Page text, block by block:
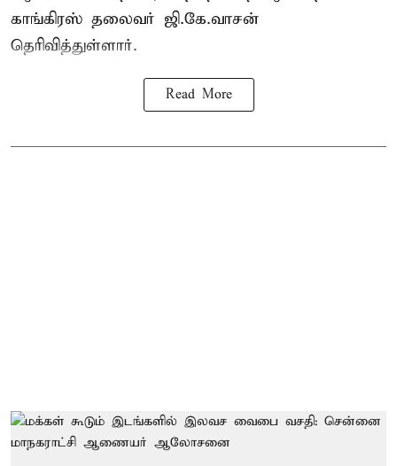
காங்கிரஸ் தலைவர் ஜி.கே.வாசன்
தெரிவித்துள்ளார்.
Read More